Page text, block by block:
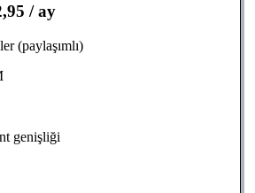
/ ay
(paylaşımlı)
genişliği